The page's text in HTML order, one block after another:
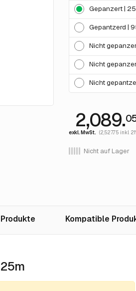
Gepanzert |
Gepantzerd |
Nicht
Nicht
Nicht
2,089.
exkl. MwSt. (2,527.75 inkl.
Nicht auf Lager
Kompatible